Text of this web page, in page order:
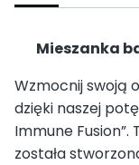
Mieszanka
Wzmocnij swoją
dzięki naszej
Immune
została